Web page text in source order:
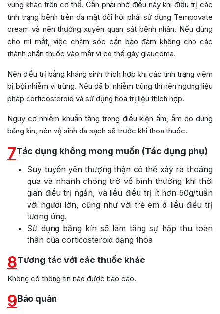
vùng khác trên cơ thể. Cần phải nhớ điều này khi điều trị các
tình trạng bệnh trên da mặt đòi hỏi phải sử dụng Tempovate
cream và nên thường xuyên quan sát bệnh nhân. Nếu dùng
cho mí mắt, việc chăm sóc cần bảo đảm không cho các
thành phần thuốc vào mắt vì có thể gây glaucoma.
Nên điều trị bằng kháng sinh thích hợp khi các tình trạng viêm
bị bội nhiễm vi trùng. Nếu đã bị nhiễm trùng thì nên ngưng liệu
pháp corticosteroid và sử dụng hóa trị liệu thích hợp.
Nguy cơ nhiễm khuẩn tăng trong điều kiện ấm, ẩm do dùng
băng kín, nên vệ sinh da sạch sẽ trước khi thoa thuốc.
7Tác dụng không mong muốn (Tác dụng phụ)
Suy tuyến yên thượng thận có thể xảy ra thoáng
qua và nhanh chóng trở về bình thường khi thời
gian điều trị ngắn, và liều điều trị ít hơn 50g/tuần
với người lớn, cũng như với trẻ em ở liều điều trị
tương ứng.
Sử dụng băng kín sẽ làm tăng sự hấp thu toàn
thân của corticosteroid dạng thoa
8Tương tác với các thuốc khác
Không có thông tin nào được báo cáo.
9Bảo quản